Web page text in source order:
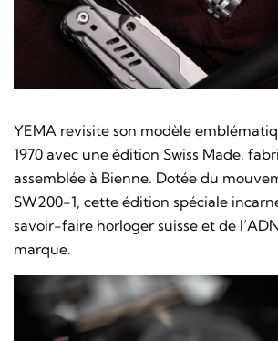
YEMA revisite son modèle
1970 avec une édition Swiss Made,
assemblée à Bienne. Dotée du
SW200-1, cette édition spéciale
savoir-faire horloger suisse et de
marque.